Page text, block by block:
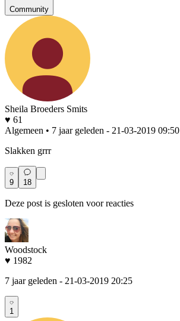
Community
Sheila Broeders Smits
♥ 61
Algemeen • 7 jaar geleden - 21-03-2019 09:50
Slakken grrr
9 18
Deze post is gesloten voor reacties
Woodstock
♥ 1982
7 jaar geleden - 21-03-2019 20:25
1